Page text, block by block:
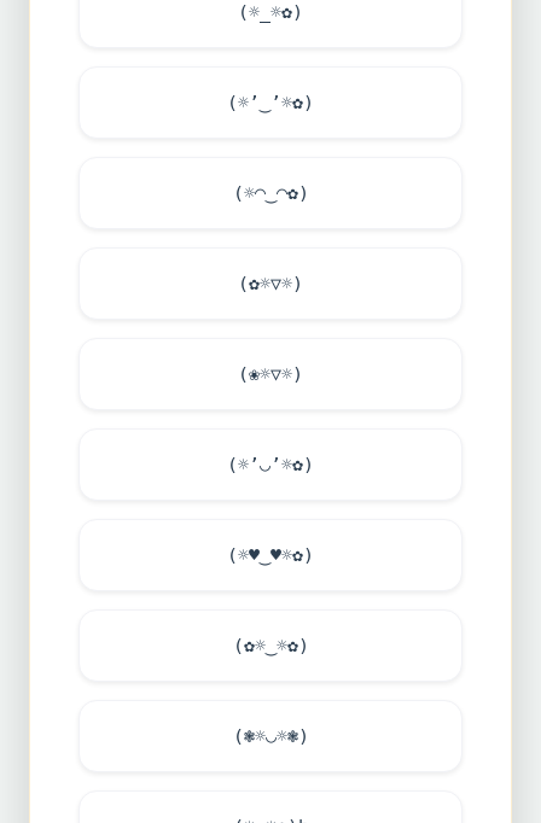
(☼_☼✿)
(☼’‿’☼✿)
(☼◠‿◠✿)
(✿☼▽☼)
(❀☼▽☼)
(☼’◡’☼✿)
(☼♥ ♥☼✿)
(✿☼‿☼✿)
(❃☼◡☼❃)